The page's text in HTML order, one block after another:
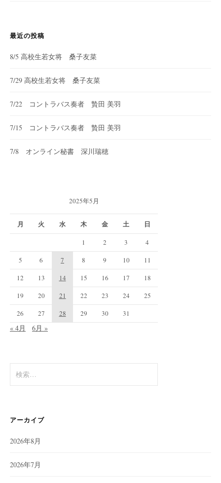
最近の投稿
8/5 高校生若女将 桑子友菜
7/29 高校生若女将 桑子友菜
7/22 コントラバス奏者 贄田 美羽
7/15 コントラバス奏者 贄田 美羽
7/8 オンライン秘書 深川瑞穂
2025年5月
月 火 水 木 金 土 日
1 2 3
4
5
6 7 8 9 10
11
12
13 14 15 16 17
18
19
20 21 22 23 24
25
26
27 28 29 30 31
« 4月 6月 »
索:
アーカイブ
2026年8月
2026年7月